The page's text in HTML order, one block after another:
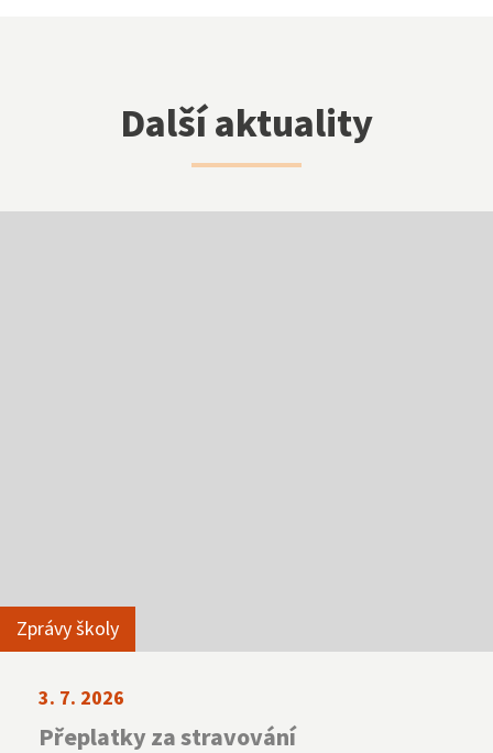
EduPage
Stravování
Další aktuality
Zprávy školy
3. 7. 2026
Přeplatky za stravování